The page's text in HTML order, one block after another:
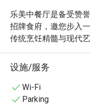
乐美中餐厅是备受赞
招牌食府，邀您步入
传统烹饪精髓与现代
真餐饮体验。空间中
艺术品为一顿难忘的
声到茗茶的芬芳，每
的故事。
设施/服务
Wi-Fi
Parking